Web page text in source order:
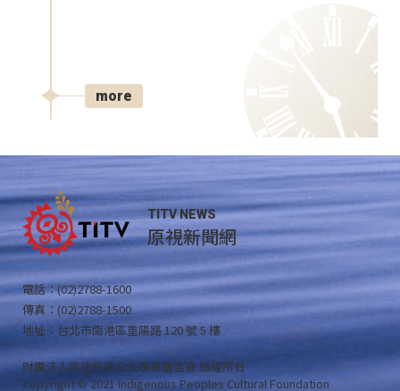
more
TITV NEWS
原視新聞網
電話：(02)2788-1600
傳真：(02)2788-1500
地址：台北市南港區重陽路 120 號 5 樓
財團法人原住民族文化事業基金會 版權所有
Copyright © 2021 Indigenous Peoples Cultural Foundation